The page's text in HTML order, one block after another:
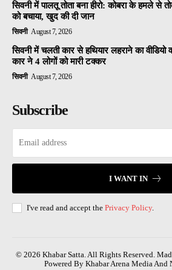
सिवनी में पालतू तोता बना हीरो: कोबरा के हमले से
को बचाया, खुद की दी जान
सिवनी August 7, 2026
सिवनी में चलती कार से हथियार लहराने का
कार ने 4 लोगों को मारी टक्कर
सिवनी August 7, 2026
Subscribe
I WANT IN
I've read and accept the Privacy Policy.
© 2026 Khabar Satta. All Rights Reserved.
Powered By Khabar Arena Media And